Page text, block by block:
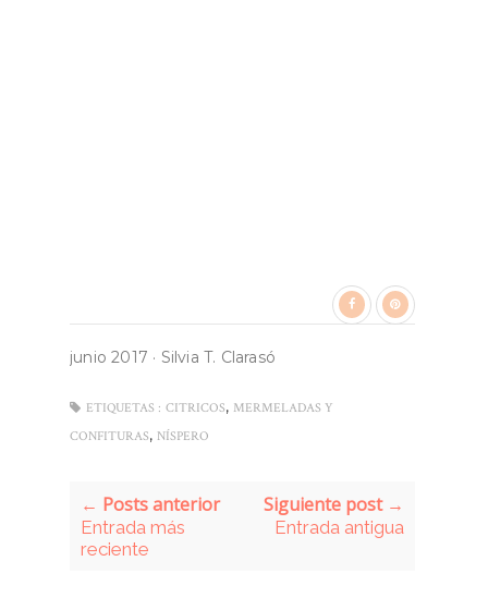
junio 2017 · Silvia T. Clarasó
ETIQUETAS : CITRICOS, MERMELADAS Y
CONFITURAS, NÍSPERO
← Posts anterior
Entrada más
reciente
Siguiente post →
Entrada antigua